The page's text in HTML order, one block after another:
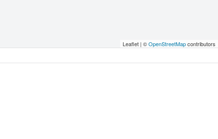
Leaflet | ©OpenStreetMapcontributors